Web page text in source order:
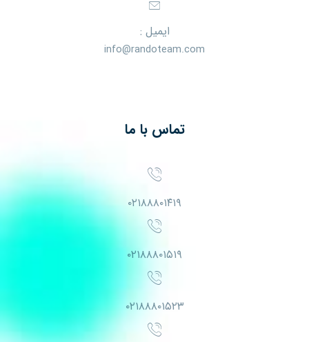
ایمیل :
info@randoteam.com
تماس با ما
۰۲۱۸۸۸۰۱۴۱۹
۰۲۱۸۸۸۰۱۵۱۹
۰۲۱۸۸۸۰۱۵۲۳